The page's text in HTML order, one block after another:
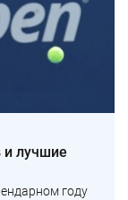
и лучшие
году